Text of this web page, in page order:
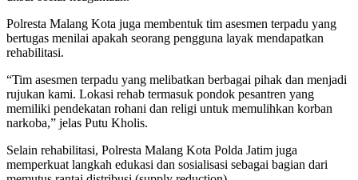
Polresta Malang Kota juga membentuk tim asesmen terpadu yang
bertugas menilai apakah seorang pengguna layak mendapatkan
rehabilitasi.
“Tim asesmen terpadu yang melibatkan berbagai pihak dan menjadi
rujukan kami. Lokasi rehab termasuk pondok pesantren yang
memiliki pendekatan rohani dan religi untuk memulihkan korban
narkoba,” jelas Putu Kholis.
Selain rehabilitasi, Polresta Malang Kota Polda Jatim juga
memperkuat langkah edukasi dan sosialisasi sebagai bagian dari